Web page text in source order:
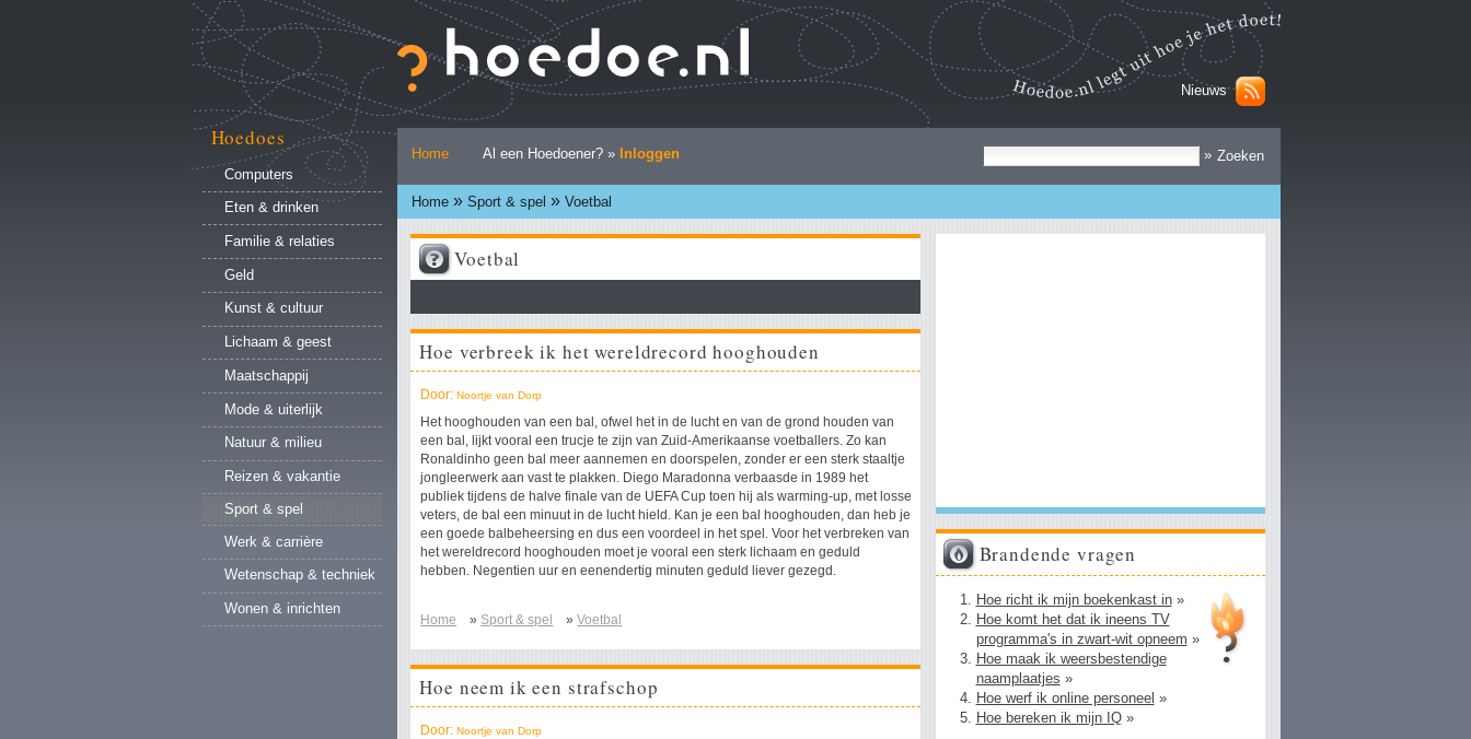
naar
inhoud.
Ga
naar
navigatie
Nieuws
»
Persoonlijke
hulpmiddelen
Home Al een Hoedoener? » Inloggen
Home » Sport & spel » Voetbal
Hoedoes
Computers
Eten & drinken
Familie & relaties
Geld
Kunst & cultuur
Lichaam & geest
Maatschappij
Mode & uiterlijk
Natuur & milieu
Reizen & vakantie
Sport & spel
Werk & carrière
Wetenschap & techniek
Wonen & inrichten
Voetbal
Hoe verbreek ik het wereldrecord hooghouden
Door:Noortje van Dorp
Het hooghouden van een bal, ofwel het in de lucht en van de grond houden van
een bal, lijkt vooral een trucje te zijn van Zuid-Amerikaanse voetballers. Zo kan
Ronaldinho geen bal meer aannemen en doorspelen, zonder er een sterk staaltje
jongleerwerk aan vast te plakken. Diego Maradonna verbaasde in 1989 het
publiek tijdens de halve finale van de UEFA Cup toen hij als warming-up, met losse
veters, de bal een minuut in de lucht hield. Kan je een bal hooghouden, dan heb je
een goede balbeheersing en dus een voordeel in het spel. Voor het verbreken van
het wereldrecord hooghouden moet je vooral een sterk lichaam en geduld
hebben. Negentien uur en eenendertig minuten geduld liever gezegd.
Home » Sport & spel »Voetbal
Hoe neem ik een strafschop
Door:Noortje van Dorp
Brandende vragen
Hoe richt ik mijn boekenkast in»
Hoe komt het dat ik ineens TV
programma's in zwart-wit opneem »
Hoe maak ik weersbestendige
naamplaatjes »
Hoe werf ik online personeel »
Hoe bereken ik mijn IQ»